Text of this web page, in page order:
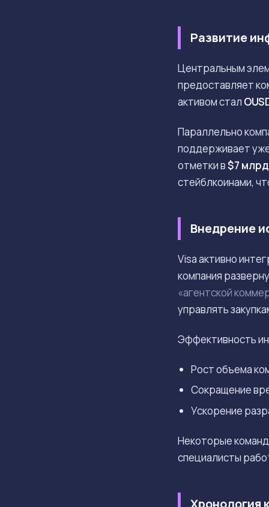
Развитие
Центральным
предоставляет
активом стал
Параллельно
поддерживает
отметки в$7 млрд
стейблкоинами,
Внедрение
Visa активно
компания
«агентской
управлять
Эффективность
Рост объема
Сокращение
Ускорение
Некоторые
специалисты